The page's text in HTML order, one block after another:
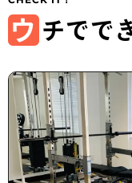
ウ チでで